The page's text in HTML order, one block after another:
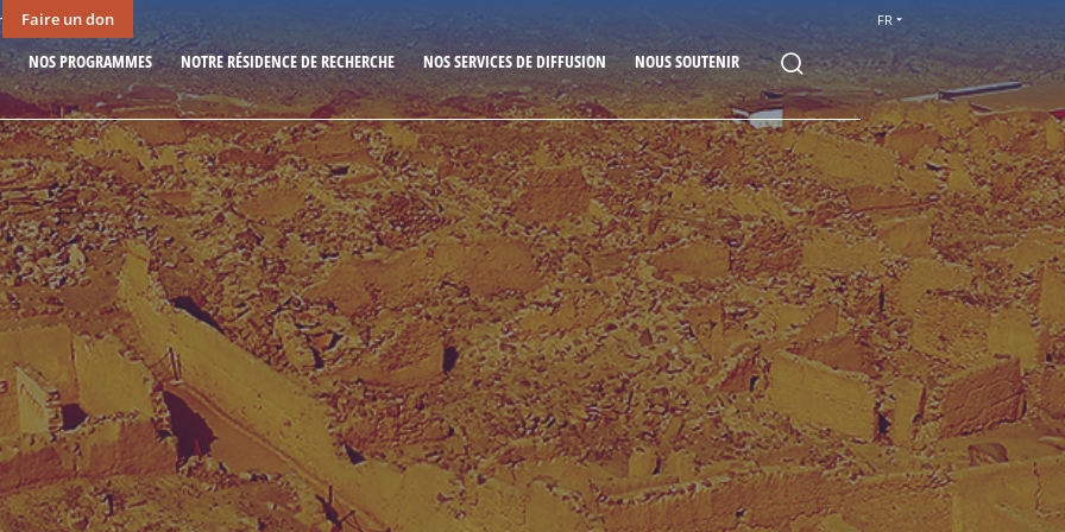
Faire un don
NOS PROGRAMMES NOTRE RÉSIDENCE DE RECHERCHE NOS SERVICES DE DIFFUSION NOUS SOUTENIR
FR